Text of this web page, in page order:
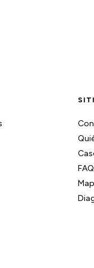
FAQ